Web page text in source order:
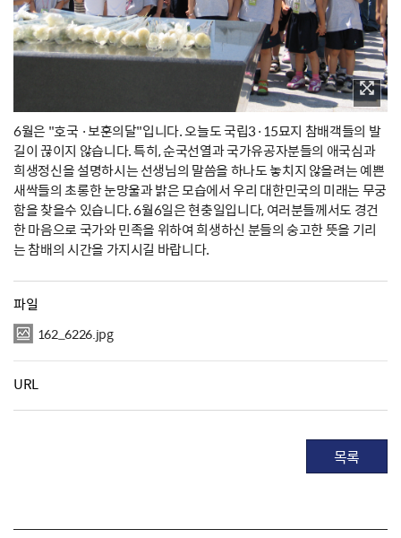
6월은 "호국 ·보훈의달"입니다. 오늘도 국립3·15묘지 참배객들의 발
길이 끊이지 않습니다. 특히, 순국선열과 국가유공자분들의 애국심과
희생정신을 설명하시는 선생님의 말씀을 하나도 놓치지 않을려는 예쁜
새싹들의 초롱한 눈망울과 밝은 모습에서 우리 대한민국의 미래는 무궁
함을 찾을수 있습니다. 6월6일은 현충일입니다, 여러분들께서도 경건
한 마음으로 국가와 민족을 위하여 희생하신 분들의 숭고한 뜻을 기리
는 참배의 시간을 가지시길 바랍니다.
파일
162_6226.jpg
URL
목록